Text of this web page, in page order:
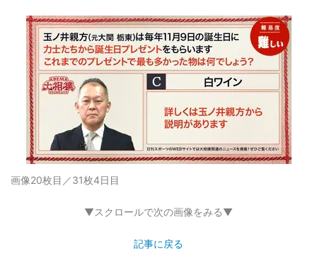
画像20枚目／31枚4日目
▼スクロールで次の画像をみる▼
記事に戻る